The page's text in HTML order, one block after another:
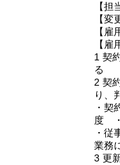
【
【
【
【
1 契
る
2 契
り、
・
度
・従
業務
3 更